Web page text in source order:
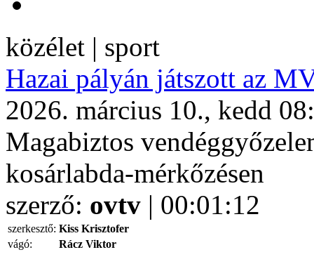
közélet | sport
Hazai pályán játszott az
2026. március 10., kedd
Magabiztos
kosárlabda-mérkőzésen
szerző: ovtv | 00:01:12
szerkesztő: Kiss Krisztofer
vágó:
Rácz Viktor